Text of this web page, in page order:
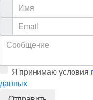
Я принимаю условия
данных